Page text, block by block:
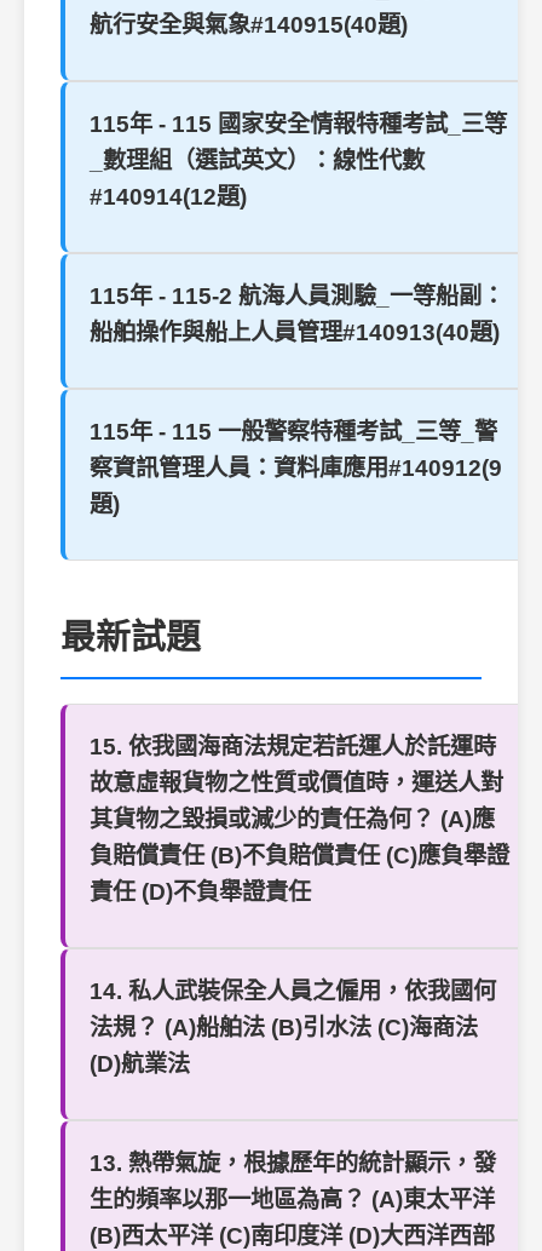
航行安全與氣象#140915(40題)
115年 - 115 國家安全情報特種考試_三等
_數理組（選試英文）：線性代數
#140914(12題)
115年 - 115-2 航海人員測驗_一等船副：
船舶操作與船上人員管理#140913(40題)
115年 - 115 一般警察特種考試_三等_警
察資訊管理人員：資料庫應用#140912(9
題)
最新試題
15. 依我國海商法規定若託運人於託運時
故意虛報貨物之性質或價值時，運送人對
其貨物之毀損或減少的責任為何？ (A)應
負賠償責任 (B)不負賠償責任 (C)應負舉證
責任 (D)不負舉證責任
14. 私人武裝保全人員之僱用，依我國何
法規？ (A)船舶法 (B)引水法 (C)海商法
(D)航業法
13. 熱帶氣旋，根據歷年的統計顯示，發
生的頻率以那一地區為高？ (A)東太平洋
(B)西太平洋 (C)南印度洋 (D)大西洋西部